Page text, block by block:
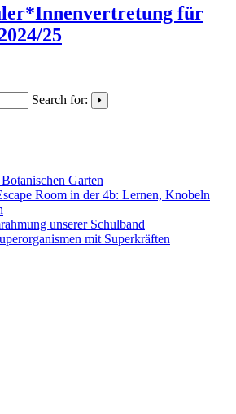
für
25
Search for:
Garten
Room in der 4b: Lernen, Knobeln
unserer Schulband
mit Superkräften